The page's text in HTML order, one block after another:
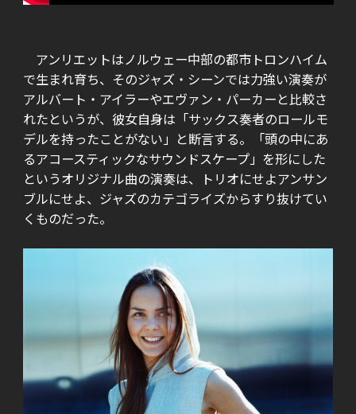
アンリエットはノルウェー中部の都市トロンハイム
で生まれ育ち、そのジャズ・シーンでは力強い演奏が
アルバート・アイラーやエヴァン・パーカーと比較さ
れたというが、彼女自身は「サックス奏者のロールモ
デルを持ったことがない」と断言する。「頭の中にあ
るアコースティックなサウンドスケープ」を形にした
というオリジナル曲の演奏は、トリオにせよアンサン
ブルにせよ、ジャズのカテゴライズからすり抜けてい
くものだった。